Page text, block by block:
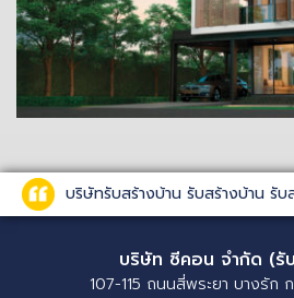
บริษัทรับสร้างบ้าน รับสร้างบ้าน รั
บริษัท ซีคอน จำกัด (รั
107-115 ถนนสี่พระยา บางรัก